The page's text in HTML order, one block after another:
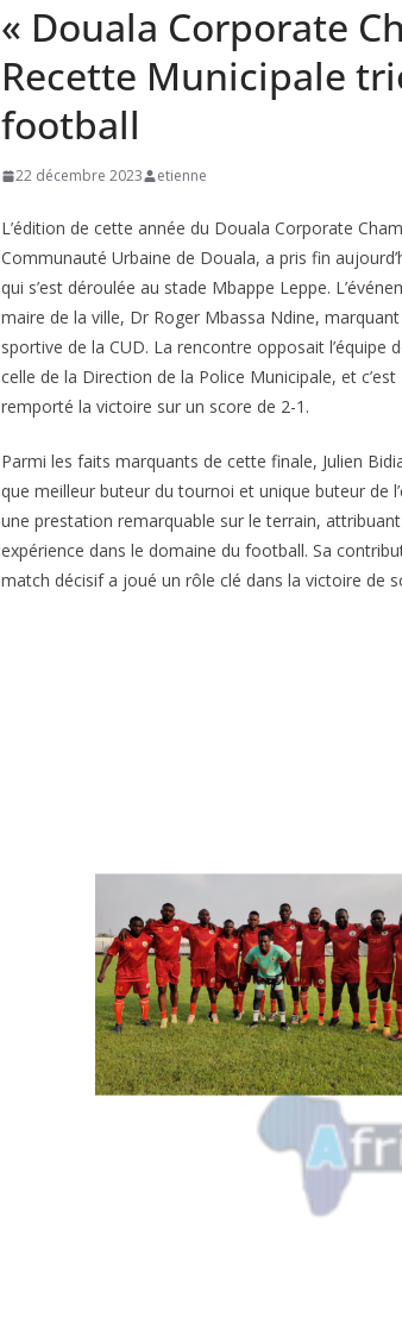
« Douala Corporate
Recette Municipale
football
22 décembre 2023 etienne
L’édition de cette année du Douala Corporate
Communauté Urbaine de Douala, a pris fin
qui s’est déroulée au stade Mbappe Leppe.
maire de la ville, Dr Roger Mbassa Ndine,
sportive de la CUD. La rencontre opposait l’équipe
celle de la Direction de la Police Municipale, et
remporté la victoire sur un score de 2-1.
Parmi les faits marquants de cette finale, Julien
que meilleur buteur du tournoi et unique buteur de
une prestation remarquable sur le terrain,
expérience dans le domaine du football. Sa
match décisif a joué un rôle clé dans la victoire de